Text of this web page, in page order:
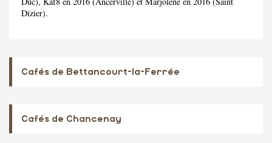
Dizier).
Cafés de Bettancourt-la-Ferrée
Cafés de Chancenay